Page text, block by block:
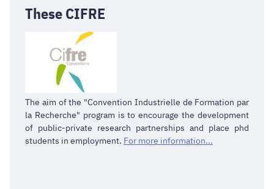
These CIFRE
The aim of the "Convention Industrielle de Formation par
la Recherche" program is to encourage the development
of public-private research partnerships and place phd
students in employment. For more information...